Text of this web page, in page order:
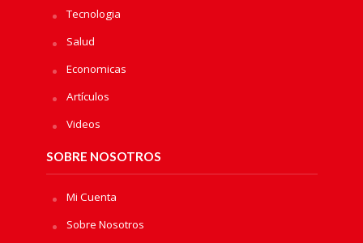
Tecnologia
Salud
Economicas
Artículos
Videos
SOBRE NOSOTROS
Mi Cuenta
Sobre Nosotros